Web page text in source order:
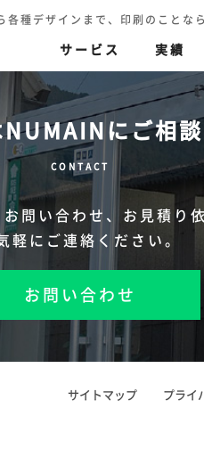
各種デザインまで、印刷のこ
サービス 実績
印刷（高
・賞状
色再現の追求
刷
にご相
CONTACT
問い合わせ、 お見積り
軽にご連絡ください。
お問い合わせ
サイトマップ プライ